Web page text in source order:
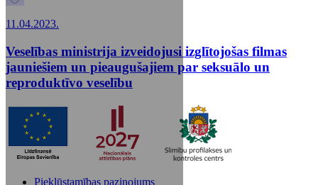
11.04.2023.
Veselības ministrija izveidojusi izglītojošas filmas
jauniešiem un pieaugušajiem par seksuālo un
reproduktīvo veselību
Piekļūstamības paziņojums